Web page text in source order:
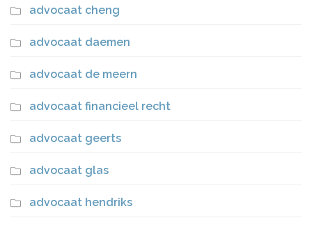
advocaat cheng
advocaat daemen
advocaat de meern
advocaat financieel recht
advocaat geerts
advocaat glas
advocaat hendriks